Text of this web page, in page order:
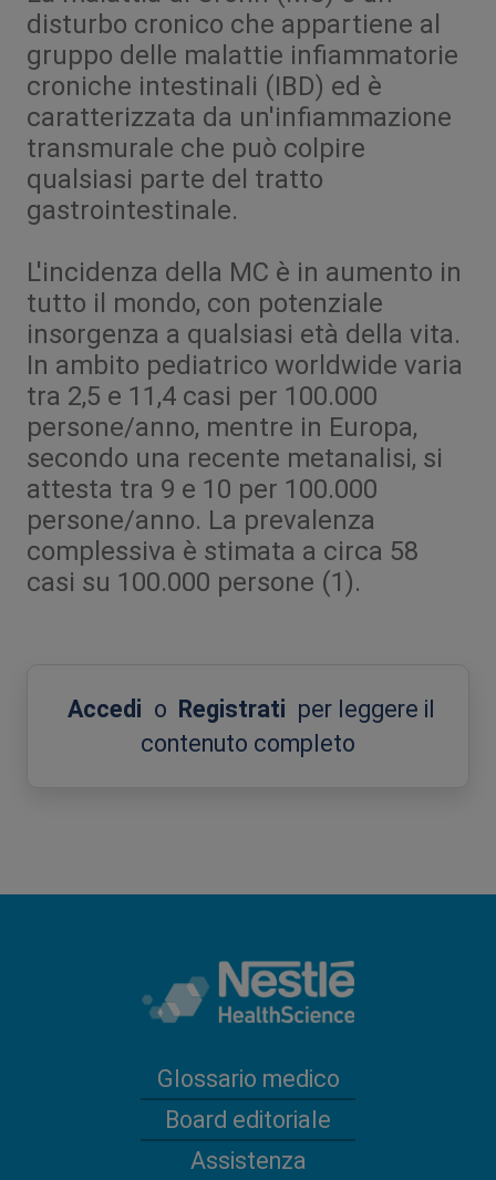
disturbo cronico che appartiene al
gruppo delle malattie infiammatorie
croniche intestinali (IBD) ed è
caratterizzata da un'infiammazione
transmurale che può colpire
qualsiasi parte del tratto
gastrointestinale.
L'incidenza della MC è in aumento in
tutto il mondo, con potenziale
insorgenza a qualsiasi età della vita.
In ambito pediatrico worldwide varia
tra 2,5 e 11,4 casi per 100.000
persone/anno, mentre in Europa,
secondo una recente metanalisi, si
attesta tra 9 e 10 per 100.000
persone/anno. La prevalenza
complessiva è stimata a circa 58
casi su 100.000 persone (1).
Accedi o Registrati per leggere il
contenuto completo
Glossario medico
Board editoriale
Assistenza